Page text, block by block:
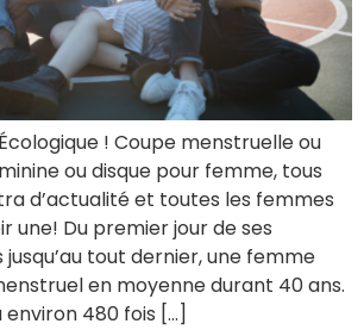
! Coupe menstruelle ou
ou disque pour femme, tous
d’actualité et toutes les femmes
une! Du premier jour de ses
tout dernier, une femme
en moyenne durant 40 ans.
480 fois […]